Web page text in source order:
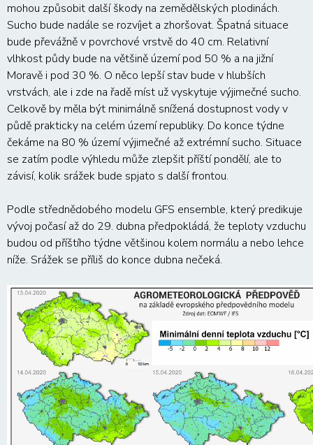
mohou způsobit další škody na zemědělských plodinách.
Sucho bude nadále se rozvíjet a zhoršovat. Špatná situace
bude převážně v povrchové vrstvě do 40 cm. Relativní
vlhkost půdy bude na většině území pod 50 % a na jižní
Moravě i pod 30 %. O něco lepší stav bude v hlubších
vrstvách, ale i zde na řadě míst už vyskytuje výjimečné sucho.
Celkově by měla být minimálně snížená dostupnost vody v
půdě prakticky na celém území republiky. Do konce týdne
čekáme na 80 % území výjimečné až extrémní sucho. Situace
se zatím podle výhledu může zlepšit příští pondělí, ale to
závisí, kolik srážek bude spjato s další frontou.
Podle střednědobého modelu GFS ensemble, který predikuje
vývoj počasí až do 29. dubna předpokládá, že teploty vzduchu
budou od příštího týdne většinou kolem normálu a nebo lehce
níže. Srážek se příliš do konce dubna nečeká.